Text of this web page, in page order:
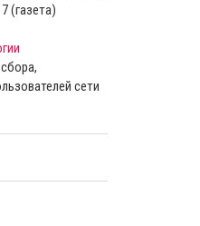
(газета)
сети